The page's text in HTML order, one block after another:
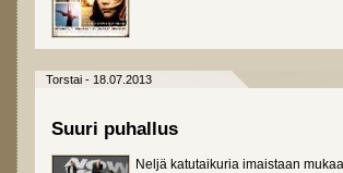
Torstai - 18.07.2013
Suuri puhallus
Neljä katutaikuria imaistaan